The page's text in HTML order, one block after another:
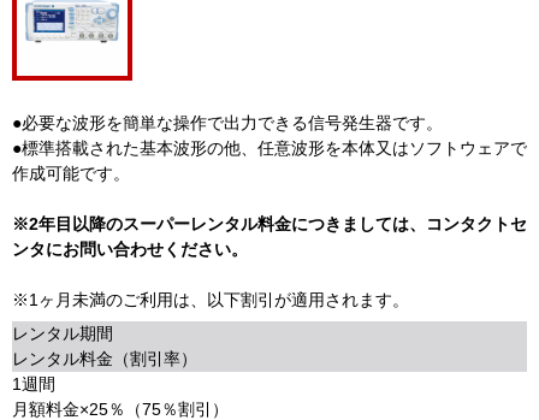
●必要な波形を簡単な操作で出力できる信号発生器です。
●標準搭載された基本波形の他、任意波形を本体又はソフトウェアで
作成可能です。
※2年目以降のスーパーレンタル料金につきましては、コンタクトセ
ンタにお問い合わせください。
※1ヶ月未満のご利用は、以下割引が適用されます。
レンタル期間
レンタル料金（割引率）
1週間
月額料金×25％（75％割引）